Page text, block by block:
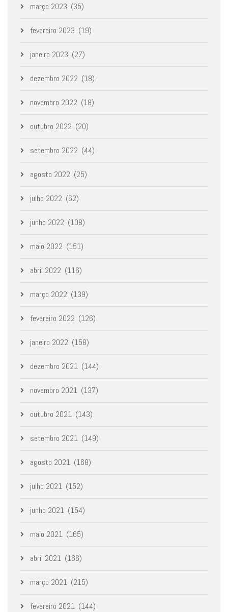
março 2023 (35)
fevereiro 2023 (19)
janeiro 2023 (27)
dezembro 2022 (18)
novembro 2022 (18)
outubro 2022 (20)
setembro 2022 (44)
agosto 2022 (25)
julho 2022 (62)
junho 2022 (108)
maio 2022 (151)
abril 2022 (116)
março 2022 (139)
fevereiro 2022 (126)
janeiro 2022 (158)
dezembro 2021 (144)
novembro 2021 (137)
outubro 2021 (143)
setembro 2021 (149)
agosto 2021 (168)
julho 2021 (152)
junho 2021 (154)
maio 2021 (165)
abril 2021 (166)
março 2021 (215)
fevereiro 2021 (144)